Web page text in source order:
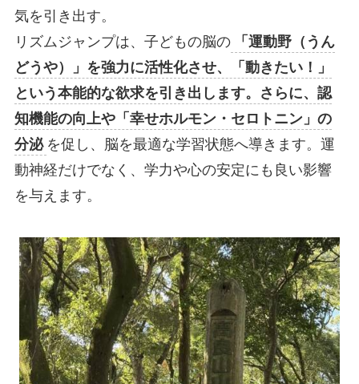
気を引き出す。
リズムジャンプは、子どもの脳の
「運動野（うん
どうや）」を強力に活性化させ、「動きたい！」
という本能的な欲求を引き出します。さらに、認
知機能の向上や「幸せホルモン・セロトニン」の
分泌 を促し、脳を最適な学習状態へ導きます。運
動神経だけでなく、学力や心の安定にも良い影響
を与えます。